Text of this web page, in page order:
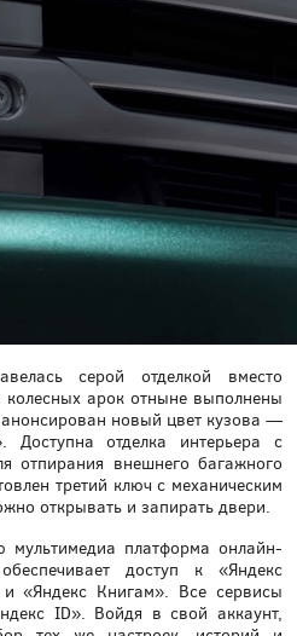
серой отделкой вместо
арок отныне выполнены
новый цвет кузова —
Доступна отделка интерьера с
отпирания внешнего багажного
третий ключ с механическим
открывать и запирать двери.
мультимедиа платформа онлайн-
доступ к «Яндекс
«Яндекс Книгам». Все сервисы
ID». Войдя в свой аккаунт,